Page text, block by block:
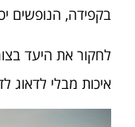
בקפידה, הנופשים
לחקור את היעד
איכות מבלי לדאוג